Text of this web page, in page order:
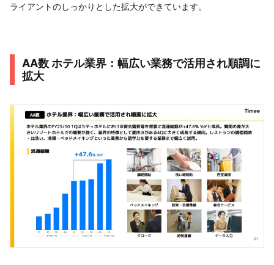
ライアントのしっかりとした拡大ができています。
AA数 ホテル業界：幅広い業務で活用され順調に
拡大